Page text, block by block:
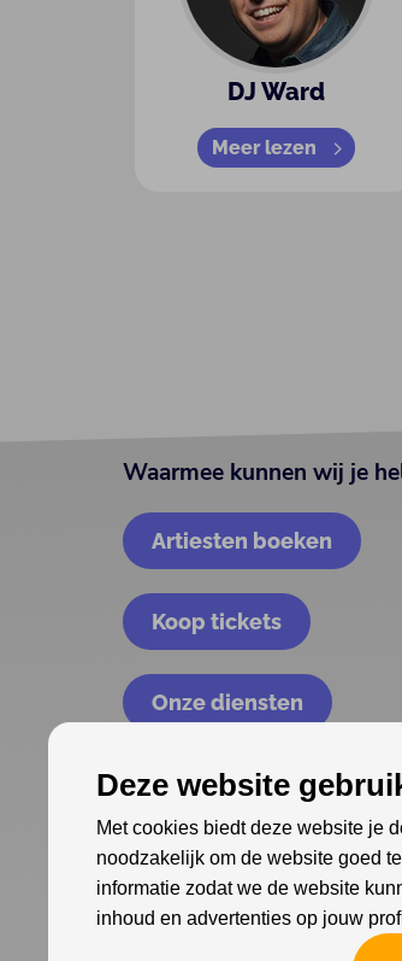
DJ Ward
Meer lezen
Waarmee kunnen wij je
Artiesten boeken
Koop tickets
Onze diensten
Deze website
Met cookies biedt deze website je
noodzakelijk om de website goed
informatie zodat we de website
inhoud en advertenties op jouw